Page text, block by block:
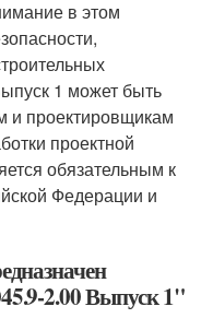
в этом
1 может быть
и проектировщикам
проектной
обязательным к
Федерации и
2.00 Выпуск 1"